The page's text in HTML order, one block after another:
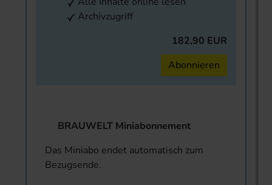
Archivzugriff
182,90 EUR
Abonnieren
BRAUWELT Miniabonnement
Das Miniabo endet automatisch zum
Bezugsende.